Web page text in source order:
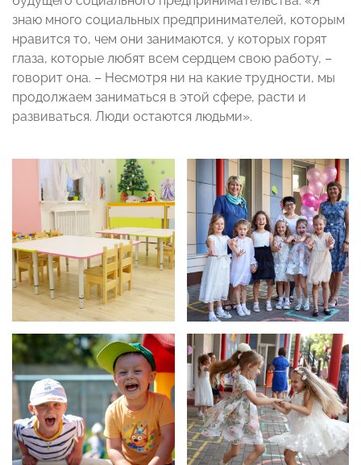
знаю много социальных предпринимателей, которым
нравится то, чем они занимаются, у которых горят
глаза, которые любят всем сердцем свою работу, –
говорит она. – Несмотря ни на какие трудности, мы
продолжаем заниматься в этой сфере, расти и
развиваться. Люди остаются людьми».